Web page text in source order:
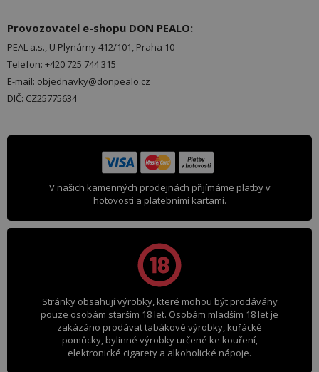
Provozovatel e-shopu DON PEALO:
PEAL a.s., U Plynárny 412/101, Praha 10
Telefon: +420 725 744 315
E-mail: objednavky@donpealo.cz
DIČ: CZ25775634
V našich kamenných prodejnách přijímáme platby v
hotovosti a platebními kartami.
Stránky obsahují výrobky, které mohou být prodávány
pouze osobám starším 18 let. Osobám mladším 18 let je
zakázáno prodávat tabákové výrobky, kuřácké
pomůcky, bylinné výrobky určené ke kouření,
elektronické cigarety a alkoholické nápoje.